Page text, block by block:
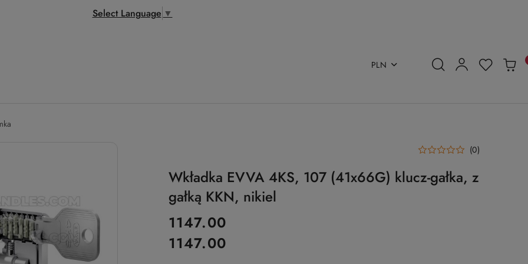
Select Language ▼
PLN
(0)
Wkładka EVVA 4KS, 107 (41x66G) klucz-gałka, z
gałką KKN, nikiel
cena:
1147.00
Cena:
1147.00